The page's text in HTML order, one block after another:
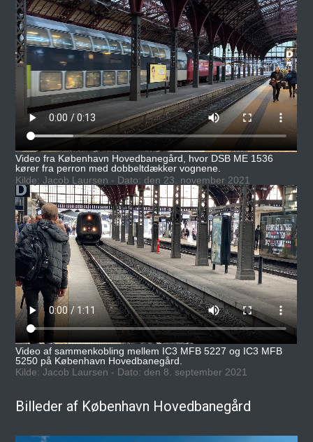
Video fra København Hovedbanegård, hvor DSB ME 1536
kører fra perron med dobbeltdækker vognene.
Kilde: Jacob Laursen - Dato: den 23. november 2021
Video af sammenkobling mellem IC3 MFB 5227 og IC3 MFB
5250 på København Hovedbanegård.
Kilde: Jacob Laursen - Dato: den 8. september 2021
Billeder af København Hovedbanegård